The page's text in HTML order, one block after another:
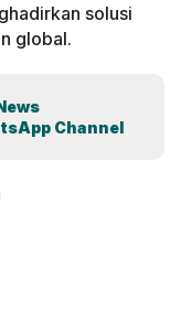
solusi
global.
Channel